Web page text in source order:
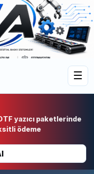
☰
yazıcı paketlerinde
ödeme